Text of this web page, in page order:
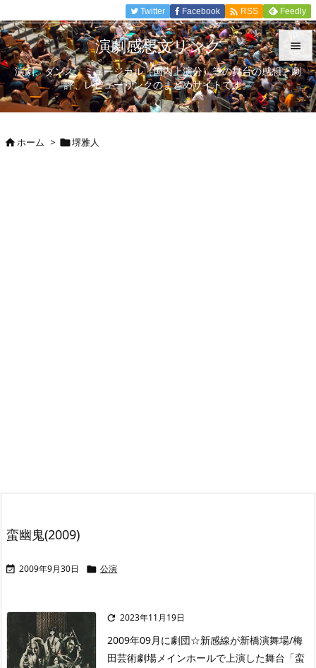


メニュ

Twitter Facebook  RSS Feedly
演劇感想文リンク
演劇、ダンス、ミュージカル（国内上演分）等の舞台の感想、劇
評、レビューリンクのまとめサイトです。
ホーム > 堺雅人
蛮幽鬼(2009)
 2009年9月30日  公演
 2023年11月19日
2009年09月に劇団☆新感線が新橋演舞場/梅
田芸術劇場メインホールで上演した舞台「蛮